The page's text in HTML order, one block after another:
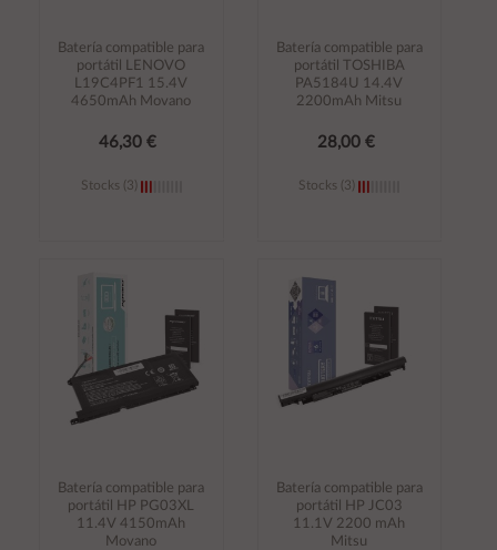
Batería compatible para
portátil LENOVO
L19C4PF1 15.4V
4650mAh Movano
46,30 €
Stocks (3)
carrito
Batería compatible para
portátil TOSHIBA
PA5184U 14.4V
2200mAh Mitsu
28,00 €
Stocks (3)
carrito
Batería compatible para
portátil HP PG03XL
11.4V 4150mAh
Movano
Batería compatible para
portátil HP JC03
11.1V 2200 mAh
Mitsu